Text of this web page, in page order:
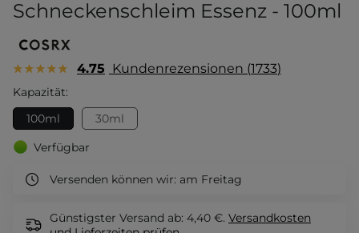
Schneckenschleim Essenz - 100ml
4.75 Kundenrezensionen 1733
Kapazität:
100ml
30ml
Verfügbar
Versenden können wir: am Freitag
Günstigster Versand ab: 4,40 €. Versandkosten